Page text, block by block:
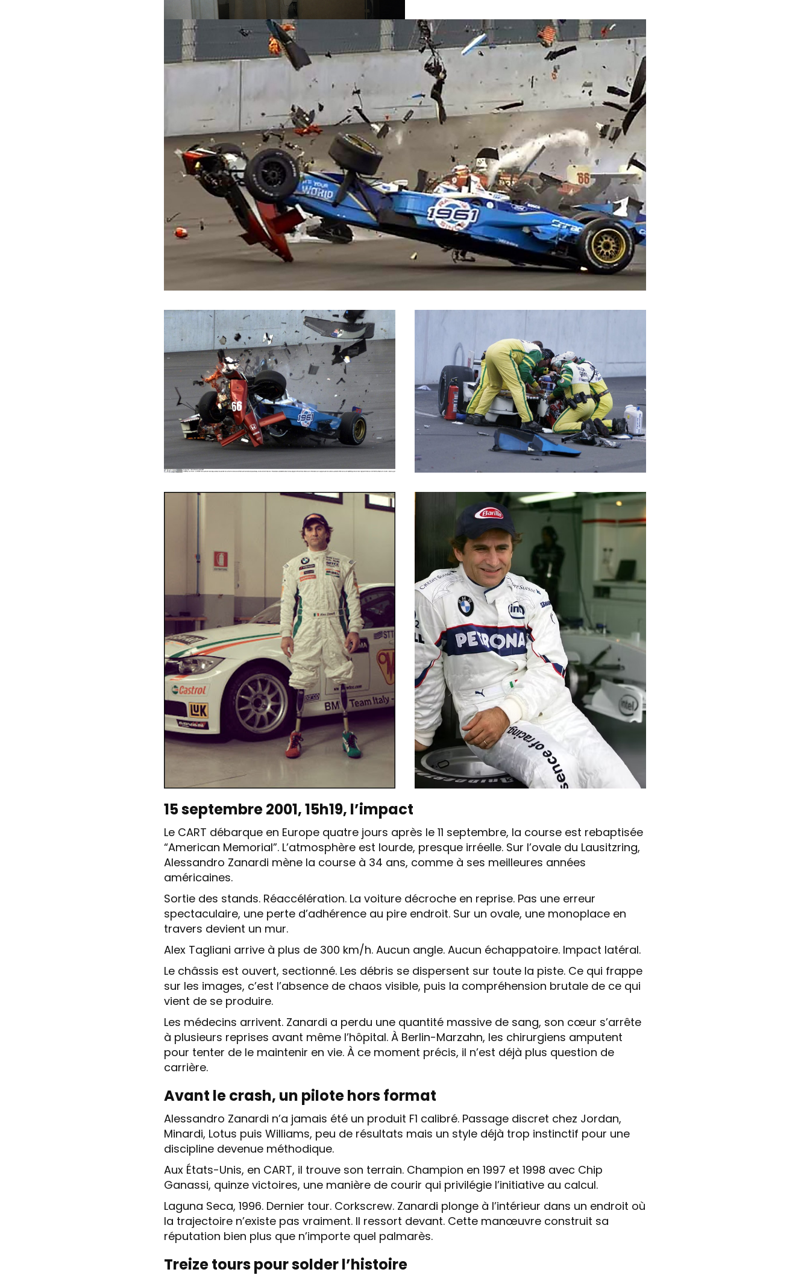
15 septembre 2001, 15h19, l’impact
Le CART débarque en Europe quatre jours après le 11 septembre, la course est rebaptisée
“American Memorial”. L’atmosphère est lourde, presque irréelle. Sur l’ovale du Lausitzring,
Alessandro Zanardi mène la course à 34 ans, comme à ses meilleures années
américaines.
Sortie des stands. Réaccélération. La voiture décroche en reprise. Pas une erreur
spectaculaire, une perte d’adhérence au pire endroit. Sur un ovale, une monoplace en
travers devient un mur.
Alex Tagliani arrive à plus de 300 km/h. Aucun angle. Aucun échappatoire. Impact latéral.
Le châssis est ouvert, sectionné. Les débris se dispersent sur toute la piste. Ce qui frappe
sur les images, c’est l’absence de chaos visible, puis la compréhension brutale de ce qui
vient de se produire.
Les médecins arrivent. Zanardi a perdu une quantité massive de sang, son cœur s’arrête
à plusieurs reprises avant même l’hôpital. À Berlin-Marzahn, les chirurgiens amputent
pour tenter de le maintenir en vie. À ce moment précis, il n’est déjà plus question de
carrière.
Avant le crash, un pilote hors format
Alessandro Zanardi n’a jamais été un produit F1 calibré. Passage discret chez Jordan,
Minardi, Lotus puis Williams, peu de résultats mais un style déjà trop instinctif pour une
discipline devenue méthodique.
Aux États-Unis, en CART, il trouve son terrain. Champion en 1997 et 1998 avec Chip
Ganassi, quinze victoires, une manière de courir qui privilégie l’initiative au calcul.
Laguna Seca, 1996. Dernier tour. Corkscrew. Zanardi plonge à l’intérieur dans un endroit où
la trajectoire n’existe pas vraiment. Il ressort devant. Cette manœuvre construit sa
réputation bien plus que n’importe quel palmarès.
Treize tours pour solder l’histoire